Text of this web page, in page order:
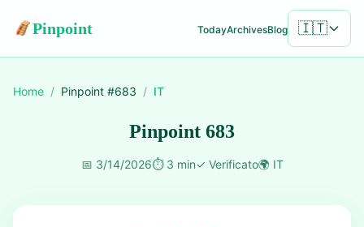
Pinpoint TodayArchivesBlog 🇮🇹
Home / Pinpoint #683 / IT
Pinpoint 683
📅 3/14/2026⏱️ 3 min✓ Verificato🌍 IT